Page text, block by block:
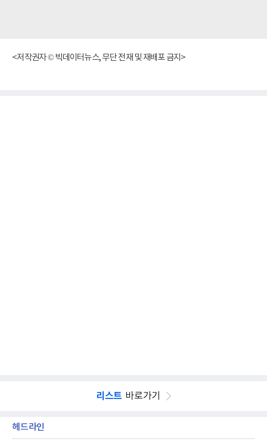
<저작권자 © 빅데이터뉴스, 무단 전재 및 재배포 금지>
리스트 바로가기
헤드라인